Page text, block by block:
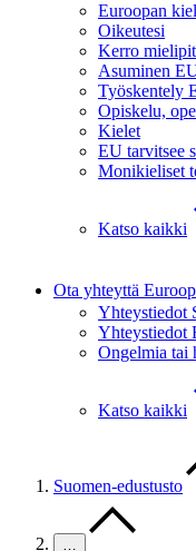
Euroopan
Oikeutesi
Kerro
Asuminen
Työskentely
Opiskelu,
Kielet
EU tarvitsee
Monikieliset
Katso kaikki
Ota yhteyttä
Yhteystiedot
Yhteystiedot
Ongelmia tai
Katso kaikki
Suomen-edustusto
…